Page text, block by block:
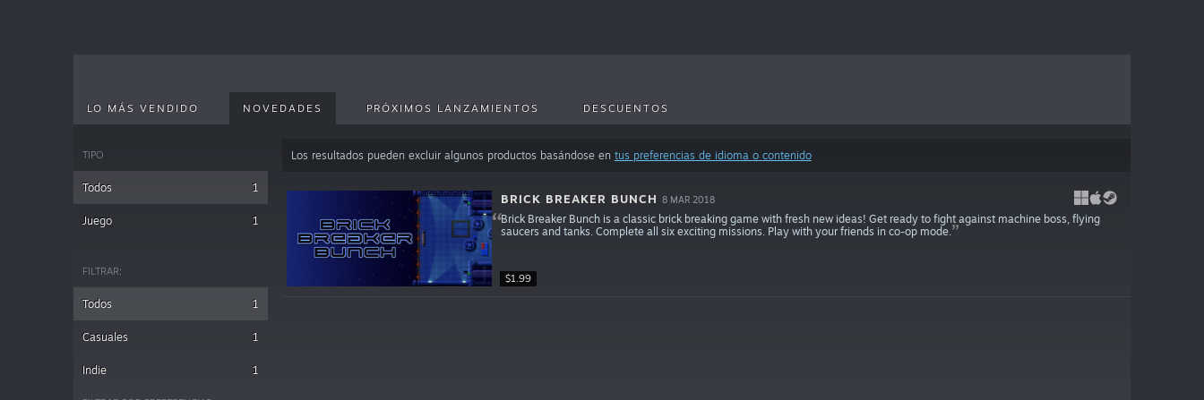
LO MÁS VENDIDO NOVEDADES PRÓXIMOS LANZAMIENTOS DESCUENTOS
TIPO
Todos 1
Juego 1
FILTRAR:
Todos 1
Casuales 1
Indie 1
Los resultados pueden excluir algunos productos basándose en tus preferencias de idioma o contenido
$1.99
BRICK BREAKER BUNCH 8 MAR 2018
Brick Breaker Bunch is a classic brick breaking game with fresh new ideas! Get ready to fight against machine boss, flying
saucers and tanks. Complete all six exciting missions. Play with your friends in co-op mode.